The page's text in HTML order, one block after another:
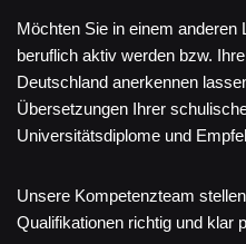
Möchten Sie in einem
beruflich aktiv werden bzw.
Deutschland anerkennen
Übersetzungen Ihrer
Universitätsdiplome und
Unsere Kompetenzteam
Qualifikationen richtig und klar